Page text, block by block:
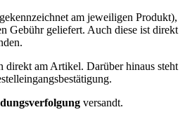
am jeweiligen Produkt),
Gebühr geliefert. Auch diese ist direkt
direkt am Artikel. Darüber hinaus steht
versandt.